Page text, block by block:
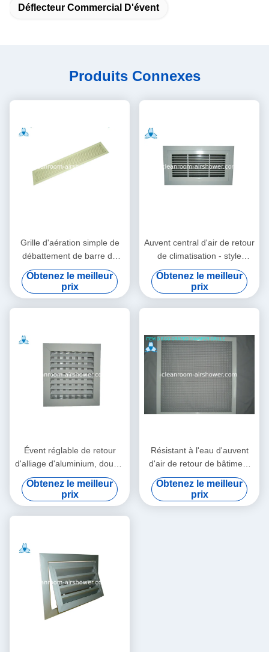
Déflecteur Commercial D'évent
Produits Connexes
Grille d'aération simple de
débattement de barre de
retour d'auvent linéaire d'air
- 0°/30° pour l'air frais
industriel
Obtenez le meilleur
prix
Auvent central d'air de retour
de climatisation - style
articulé avec le filtre
Obtenez le meilleur
prix
Évent réglable de retour
d'alliage d'aluminium, double
grille d'aération de
débattement
Obtenez le meilleur
prix
Résistant à l'eau d'auvent
d'air de retour de bâtiment
de construction pour le
climatiseur
Obtenez le meilleur
prix